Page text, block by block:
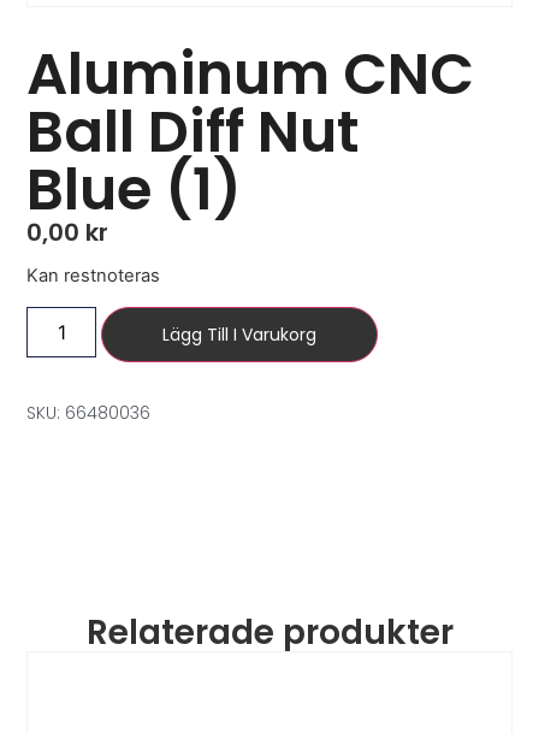
Aluminum CNC
Ball Diff Nut
Blue (1)
0,00 kr
Kan restnoteras
Lägg Till I Varukorg
SKU: 66480036
Relaterade produkter